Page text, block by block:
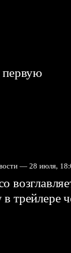
первую
— 28 июля,
трейлере